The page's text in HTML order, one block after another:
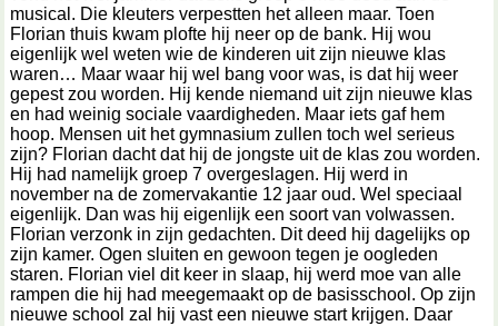
musical. Die kleuters verpestten het alleen maar. Toen
Florian thuis kwam plofte hij neer op de bank. Hij wou
eigenlijk wel weten wie de kinderen uit zijn nieuwe klas
waren… Maar waar hij wel bang voor was, is dat hij weer
gepest zou worden. Hij kende niemand uit zijn nieuwe klas
en had weinig sociale vaardigheden. Maar iets gaf hem
hoop. Mensen uit het gymnasium zullen toch wel serieus
zijn? Florian dacht dat hij de jongste uit de klas zou worden.
Hij had namelijk groep 7 overgeslagen. Hij werd in
november na de zomervakantie 12 jaar oud. Wel speciaal
eigenlijk. Dan was hij eigenlijk een soort van volwassen.
Florian verzonk in zijn gedachten. Dit deed hij dagelijks op
zijn kamer. Ogen sluiten en gewoon tegen je oogleden
staren. Florian viel dit keer in slaap, hij werd moe van alle
rampen die hij had meegemaakt op de basisschool. Op zijn
nieuwe school zal hij vast een nieuwe start krijgen. Daar